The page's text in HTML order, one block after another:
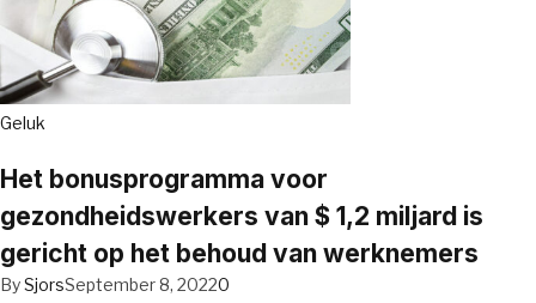
Geluk
Het bonusprogramma voor
gezondheidswerkers van $ 1,2 miljard is
gericht op het behoud van werknemers
BySjorsSeptember 8, 20220